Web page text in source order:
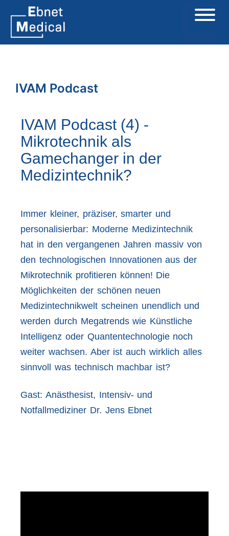
IVAM Podcast
IVAM Podcast (4) -
Mikrotechnik als
Gamechanger in der
Medizintechnik?
Immer kleiner, präziser, smarter und
personalisierbar: Moderne Medizintechnik
hat in den vergangenen Jahren massiv von
den technologischen Innovationen aus der
Mikrotechnik profitieren können! Die
Möglichkeiten der schönen neuen
Medizintechnikwelt scheinen unendlich und
werden durch Megatrends wie Künstliche
Intelligenz oder Quantentechnologie noch
weiter wachsen. Aber ist auch wirklich alles
sinnvoll was technisch machbar ist?
Gast: Anästhesist, Intensiv- und
Notfallmediziner Dr. Jens Ebnet